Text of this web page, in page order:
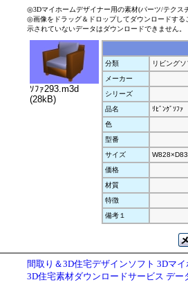
◎3Dマイホームデザイナー用の素材(パーツ/テクス
◎画像をドラッグ＆ドロップしてダウンロードす
示されていないデータはダウンロードできません。
ｿﾌｧ293.m3d
(28kB)
分類
リビング
メーカー
シリーズ
品名
ﾘﾋﾞﾝｸﾞｿﾌｧ
色
型番
サイズ
価格
材質
特徴
備考１
間取り＆3D住宅デザインソフト 3Dマ
3D住宅素材ダウンロードサービス デー